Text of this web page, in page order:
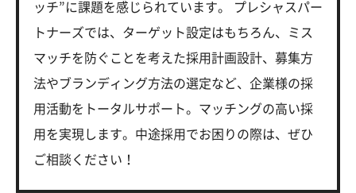
ッチ”に課題を感じられています。 プレシャスパー
トナーズでは、ターゲット設定はもちろん、ミス
マッチを防ぐことを考えた採用計画設計、募集方
法やブランディング方法の選定など、企業様の採
用活動をトータルサポート。マッチングの高い採
用を実現します。中途採用でお困りの際は、ぜひ
ご相談ください！